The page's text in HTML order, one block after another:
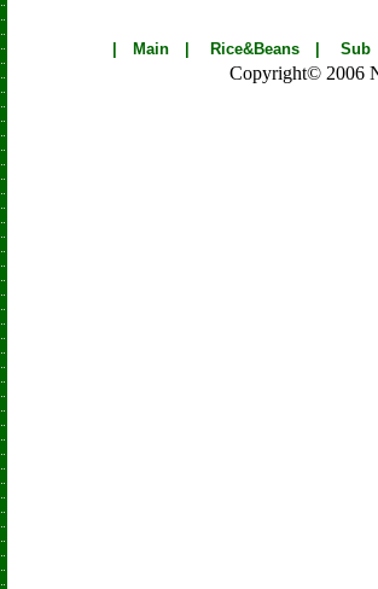
Main| Rice&Beans| Sub
Copyright© 2006